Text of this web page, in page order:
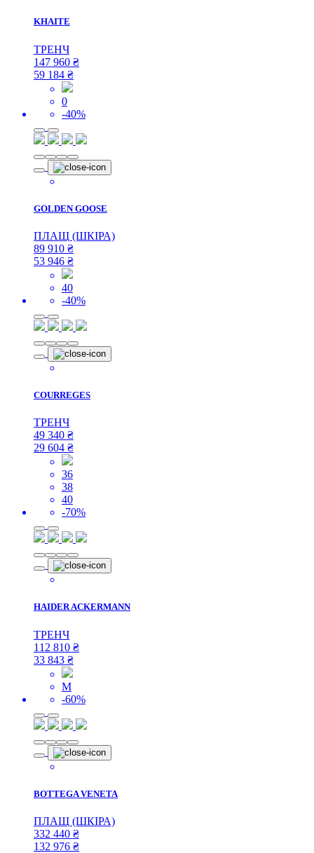
KHAITE
ТРЕНЧ
147 960 ₴
59 184 ₴
0
-40%
GOLDEN GOOSE
ПЛАЩ (ШКІРА)
89 910 ₴
53 946 ₴
40
-40%
COURREGES
ТРЕНЧ
49 340 ₴
29 604 ₴
36
38
40
-70%
HAIDER ACKERMANN
ТРЕНЧ
112 810 ₴
33 843 ₴
M
-60%
BOTTEGA VENETA
ПЛАЩ (ШКІРА)
332 440 ₴
132 976 ₴